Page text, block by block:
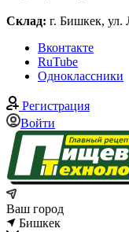
Склад: г. Бишкек, ул.
Вконтакте
RuTube
Одноклассники
Регистрация
Войти
Ваш город
Бишкек